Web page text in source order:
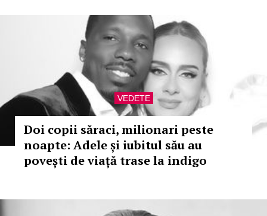
VEDETE
Doi copii săraci, milionari peste
noapte: Adele și iubitul său au
povești de viață trase la indigo